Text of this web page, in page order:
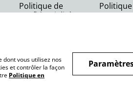
Politique de
confidentialité
dont vous utilisez nos
et contrôler la façon
Politique en